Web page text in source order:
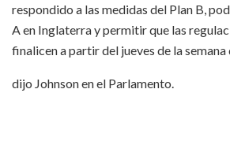
respondido a las medidas del Plan B,
A en Inglaterra y permitir que las
finalicen a partir del jueves de la semana
dijo Johnson en el Parlamento.